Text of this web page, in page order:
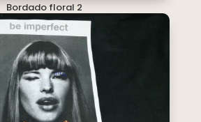
Bordado floral 2